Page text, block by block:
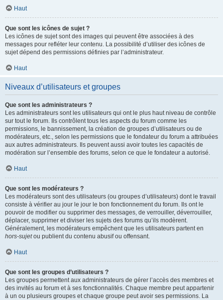
Haut
Que sont les icônes de sujet ?
Les icônes de sujet sont des images qui peuvent être associées à des
messages pour refléter leur contenu. La possibilité d’utiliser des icônes de
sujet dépend des permissions définies par l’administrateur.
Haut
Niveaux d’utilisateurs et groupes
Que sont les administrateurs ?
Les administrateurs sont les utilisateurs qui ont le plus haut niveau de contrôle
sur tout le forum. Ils contrôlent tous les aspects du forum comme les
permissions, le bannissement, la création de groupes d’utilisateurs ou de
modérateurs, etc., selon les permissions que le fondateur du forum a attribuées
aux autres administrateurs. Ils peuvent aussi avoir toutes les capacités de
modération sur l’ensemble des forums, selon ce que le fondateur a autorisé.
Haut
Que sont les modérateurs ?
Les modérateurs sont des utilisateurs (ou groupes d’utilisateurs) dont le travail
consiste à vérifier au jour le jour le bon fonctionnement du forum. Ils ont le
pouvoir de modifier ou supprimer des messages, de verrouiller, déverrouiller,
déplacer, supprimer et diviser les sujets des forums qu’ils modèrent.
Généralement, les modérateurs empêchent que les utilisateurs partent en
hors-sujetou publient du contenu abusif ou offensant.
Haut
Que sont les groupes d’utilisateurs ?
Les groupes permettent aux administrateurs de gérer l’accès des membres et
des invités au forum et à ses fonctionnalités. Chaque membre peut appartenir
à un ou plusieurs groupes et chaque groupe peut avoir ses permissions. La